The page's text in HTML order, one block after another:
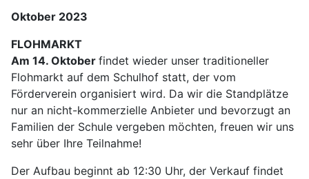
Oktober 2023
FLOHMARKT
Am 14. Oktober findet wieder unser traditioneller
Flohmarkt auf dem Schulhof statt, der vom
Förderverein organisiert wird. Da wir die Standplätze
nur an nicht-kommerzielle Anbieter und bevorzugt an
Familien der Schule vergeben möchten, freuen wir uns
sehr über Ihre Teilnahme!
Der Aufbau beginnt ab 12:30 Uhr, der Verkauf findet